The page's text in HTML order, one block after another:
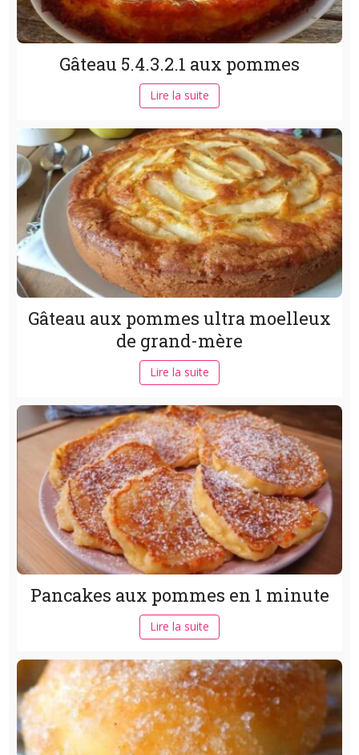
Gâteau 5.4.3.2.1 aux pommes
Lire la suite
Gâteau aux pommes ultra moelleux
de grand-mère
Lire la suite
Pancakes aux pommes en 1 minute
Lire la suite